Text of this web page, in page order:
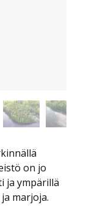
on jo
ja ympärillä
marjoja.